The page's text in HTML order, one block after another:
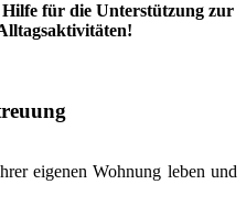
Hilfe für die Unterstützung zur
eigenen Wohnung leben und